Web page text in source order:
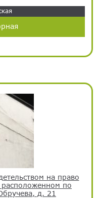
на право
по
д. 21